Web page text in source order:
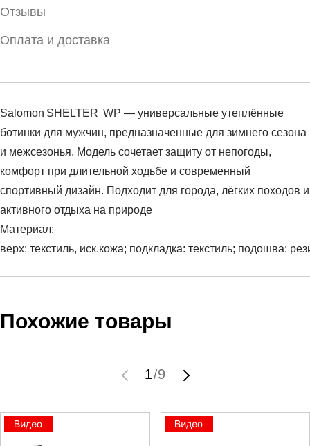
Отзывы
Оплата и доставка
Salomon SHELTER WP — универсальные утеплённые
ботинки для мужчин, предназначенные для зимнего сезона
и межсезонья. Модель сочетает защиту от непогоды,
комфорт при длительной ходьбе и современный
спортивный дизайн. Подходит для города, лёгких походов и
активного отдыха на природе
Материал:
верх: текстиль, иск.кожа; подкладка: текстиль; подошва:
Пол:мужской
текстиль; подошва: резина
Заказ берется в работу только после оплаты счета.
Счет заранее согласовывается с клиентом.
выставления счета менеджером.
который высылает менеджер.
Похожие товары
1/9